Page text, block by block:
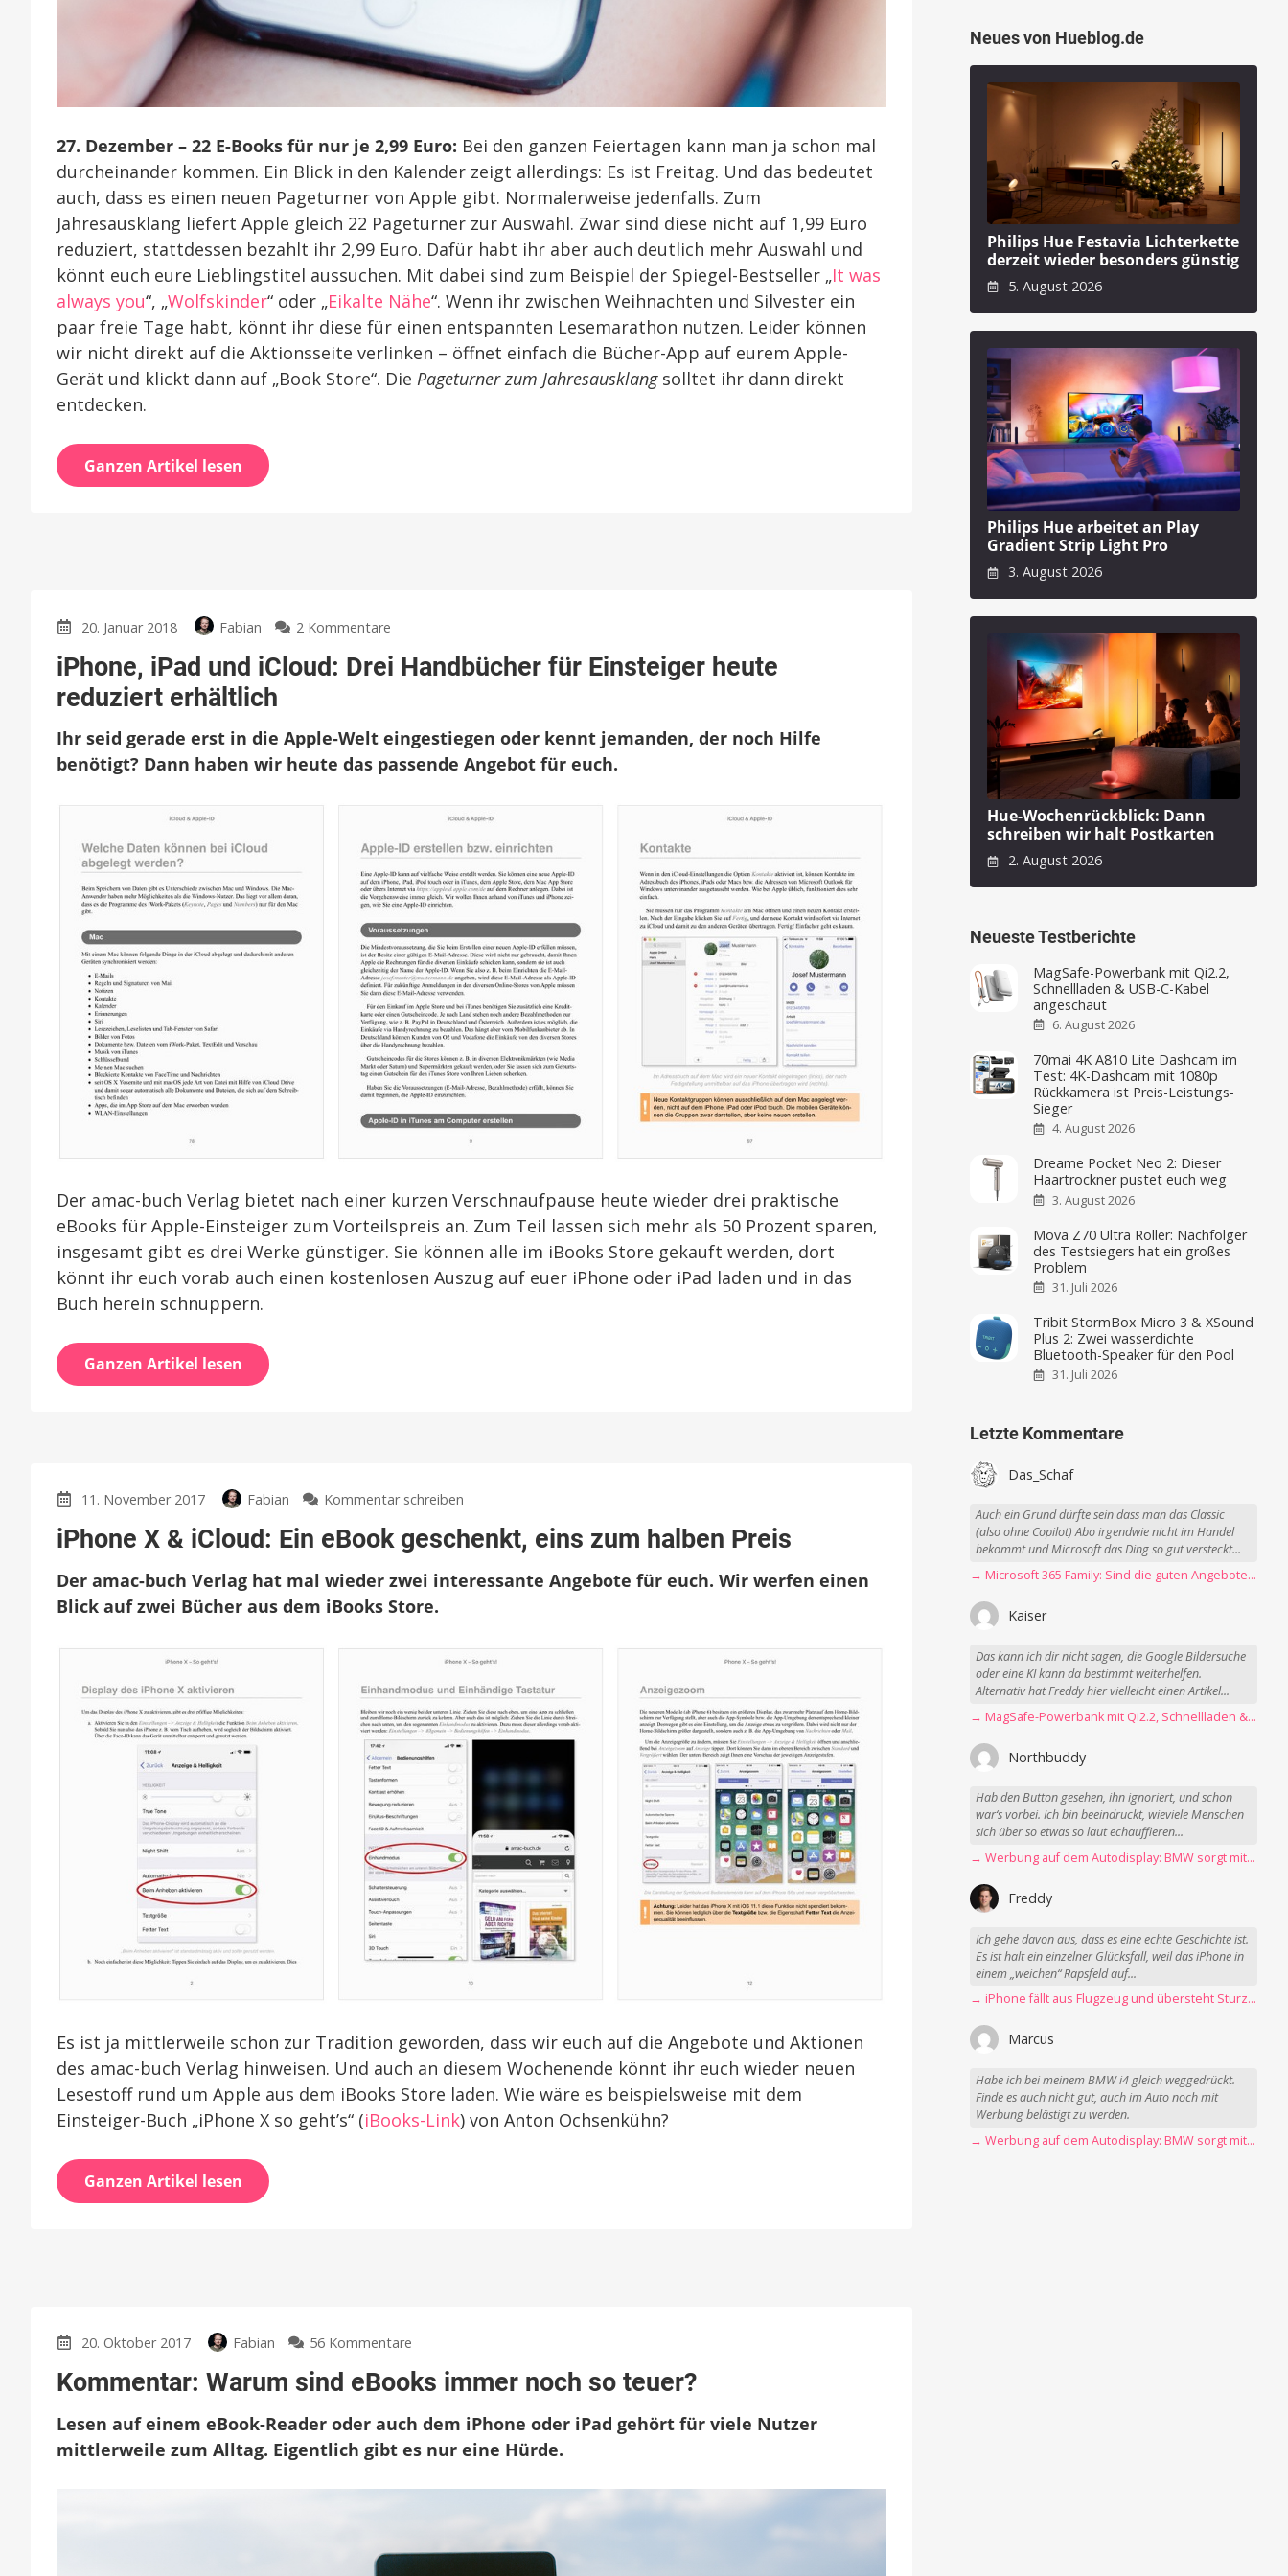
27. Dezember – 22 E-Books für nur je 2,99 Euro: Bei den ganzen Feiertagen kann man ja schon mal
durcheinander kommen. Ein Blick in den Kalender zeigt allerdings: Es ist Freitag. Und das bedeutet
auch, dass es einen neuen Pageturner von Apple gibt. Normalerweise jedenfalls. Zum
Jahresausklang liefert Apple gleich 22 Pageturner zur Auswahl. Zwar sind diese nicht auf 1,99 Euro
reduziert, stattdessen bezahlt ihr 2,99 Euro. Dafür habt ihr aber auch deutlich mehr Auswahl und
könnt euch eure Lieblingstitel aussuchen. Mit dabei sind zum Beispiel der Spiegel-Bestseller „It was
always you“, „Wolfskinder“ oder „Eikalte Nähe“. Wenn ihr zwischen Weihnachten und Silvester ein
paar freie Tage habt, könnt ihr diese für einen entspannten Lesemarathon nutzen. Leider können
wir nicht direkt auf die Aktionsseite verlinken – öffnet einfach die Bücher-App auf eurem Apple-
Gerät und klickt dann auf „Book Store“. Die Pageturner zum Jahresausklangsolltet ihr dann direkt
entdecken.
Ganzen Artikel lesen
20. Januar 2018 Fabian 2 Kommentare
iPad
Drei
Handbücher
für
erhältlich
iPhone, iPad und iCloud: Drei Handbücher für Einsteiger heute
reduziert erhältlich
Ihr seid gerade erst in die Apple-Welt eingestiegen oder kennt jemanden, der noch Hilfe
benötigt? Dann haben wir heute das passende Angebot für euch.
Der amac-buch Verlag bietet nach einer kurzen Verschnaufpause heute wieder drei praktische
eBooks für Apple-Einsteiger zum Vorteilspreis an. Zum Teil lassen sich mehr als 50 Prozent sparen,
insgesamt gibt es drei Werke günstiger. Sie können alle im iBooks Store gekauft werden, dort
könnt ihr euch vorab auch einen kostenlosen Auszug auf euer iPhone oder iPad laden und in das
Buch herein schnuppern.
Ganzen Artikel lesen
11. November 2017 Fabian Kommentar schreiben
X
iCloud:
eins
halben
Preis
iPhone X & iCloud: Ein eBook geschenkt, eins zum halben Preis
Der amac-buch Verlag hat mal wieder zwei interessante Angebote für euch. Wir werfen einen
Blick auf zwei Bücher aus dem iBooks Store.
Es ist ja mittlerweile schon zur Tradition geworden, dass wir euch auf die Angebote und Aktionen
des amac-buch Verlag hinweisen. Und auch an diesem Wochenende könnt ihr euch wieder neuen
Lesestoff rund um Apple aus dem iBooks Store laden. Wie wäre es beispielsweise mit dem
Einsteiger-Buch „iPhone X so geht’s“ (iBooks-Link) von Anton Ochsenkühn?
Ganzen Artikel lesen
20. Oktober 2017 Fabian 56 Kommentare
Warum
eBooks
immer
Kommentar: Warum sind eBooks immer noch so teuer?
Lesen auf einem eBook-Reader oder auch dem iPhone oder iPad gehört für viele Nutzer
mittlerweile zum Alltag. Eigentlich gibt es nur eine Hürde.
Neues von Hueblog.de
Philips Hue Festavia Lichterkette
derzeit wieder besonders günstig
5. August 2026
Philips Hue arbeitet an Play
Gradient Strip Light Pro
3. August 2026
Hue-Wochenrückblick: Dann
schreiben wir halt Postkarten
2. August 2026
Neueste Testberichte
MagSafe-Powerbank mit Qi2.2,
Schnellladen & USB-C-Kabel
angeschaut
6. August 2026
70mai 4K A810 Lite Dashcam im
Test: 4K-Dashcam mit 1080p
Rückkamera ist Preis-Leistungs-
Sieger
4. August 2026
Dreame Pocket Neo 2: Dieser
Haartrockner pustet euch weg
3. August 2026
Mova Z70 Ultra Roller: Nachfolger
des Testsiegers hat ein großes
Problem
31. Juli 2026
Tribit StormBox Micro 3 & XSound
Plus 2: Zwei wasserdichte
Bluetooth-Speaker für den Pool
31. Juli 2026
Letzte Kommentare
Das_Schaf
Auch ein Grund dürfte sein dass man das Classic
(also ohne Copilot) Abo irgendwie nicht im Handel
bekommt und Microsoft das Ding so gut versteckt...
→ Microsoft 365 Family: Sind die guten Angebote vorbei?
Kaiser
Das kann ich dir nicht sagen, die Google Bildersuche
oder eine KI kann da bestimmt weiterhelfen.
Alternativ hat Freddy hier vielleicht einen Artikel...
→ MagSafe-Powerbank mit Qi2.2, Schnellladen & USB-C-Kabel angeschaut
Northbuddy
Hab den Button gesehen, ihn ignoriert, und schon
war‘s vorbei. Ich bin beeindruckt, wieviele Menschen
sich über so etwas so laut echauffieren...
→ Werbung auf dem Autodisplay: BMW sorgt mit Spider-Man-Werbung für scharfe Kritik
Freddy
Ich gehe davon aus, dass es eine echte Geschichte ist.
Es ist halt ein einzelner Glücksfall, weil das iPhone in
einem „weichen“ Rapsfeld auf...
→ iPhone fällt aus Flugzeug und übersteht Sturz unbeschadet
Marcus
Habe ich bei meinem BMW i4 gleich weggedrückt.
Finde es auch nicht gut, auch im Auto noch mit
Werbung belästigt zu werden.
→ Werbung auf dem Autodisplay: BMW sorgt mit Spider-Man-Werbung für scharfe Kritik